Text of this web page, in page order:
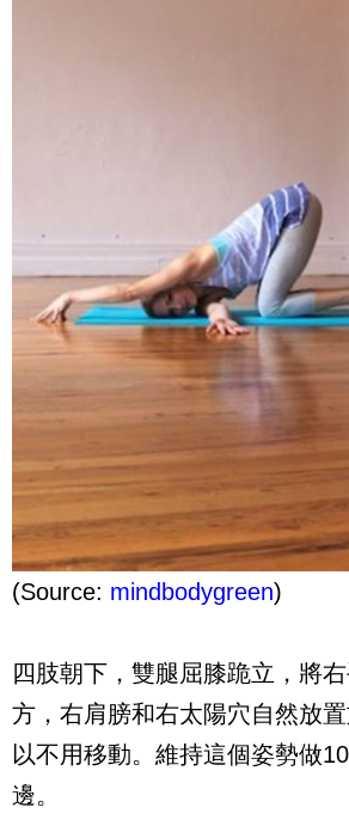
(Source: mindbodygreen)
四肢朝下，雙腿屈膝跪立，將
方，右肩膀和右太陽穴自然放
以不用移動。維持這個姿勢做
邊。